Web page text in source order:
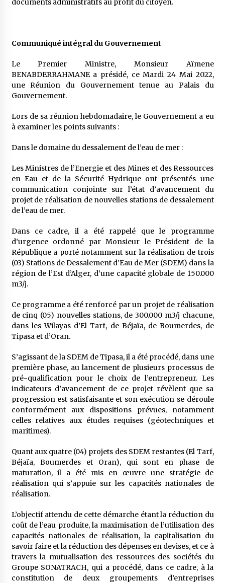
documents administratifs au profit du citoyen.
Communiqué intégral du Gouvernement
Le Premier Ministre, Monsieur Aïmene
BENABDERRAHMANE a présidé, ce Mardi 24 Mai 2022,
une Réunion du Gouvernement tenue au Palais du
Gouvernement.
Lors de sa réunion hebdomadaire, le Gouvernement a eu
à examiner les points suivants :
Dans le domaine du dessalement de l’eau de mer :
Les Ministres de l’Energie et des Mines et des Ressources
en Eau et de la Sécurité Hydrique ont présentés une
communication conjointe sur l’état d’avancement du
projet de réalisation de nouvelles stations de dessalement
de l’eau de mer.
Dans ce cadre, il a été rappelé que le programme
d’urgence ordonné par Monsieur le Président de la
République a porté notamment sur la réalisation de trois
(03) Stations de Dessalement d’Eau de Mer (SDEM) dans la
région de l’Est d’Alger, d’une capacité globale de 150.000
m3/j.
Ce programme a été renforcé par un projet de réalisation
de cinq (05) nouvelles stations, de 300.000 m3/j chacune,
dans les Wilayas d’El Tarf, de Béjaïa, de Boumerdes, de
Tipasa et d’Oran.
S’agissant de la SDEM de Tipasa, il a été procédé, dans une
première phase, au lancement de plusieurs processus de
pré-qualification pour le choix de l’entrepreneur. Les
indicateurs d’avancement de ce projet révèlent que sa
progression est satisfaisante et son exécution se déroule
conformément aux dispositions prévues, notamment
celles relatives aux études requises (géotechniques et
maritimes).
Quant aux quatre (04) projets des SDEM restantes (El Tarf,
Béjaïa, Boumerdes et Oran), qui sont en phase de
maturation, il a été mis en œuvre une stratégie de
réalisation qui s’appuie sur les capacités nationales de
réalisation.
L’objectif attendu de cette démarche étant la réduction du
coût de l’eau produite, la maximisation de l’utilisation des
capacités nationales de réalisation, la capitalisation du
savoir faire et la réduction des dépenses en devises, et ce à
travers la mutualisation des ressources des sociétés du
Groupe SONATRACH, qui a procédé, dans ce cadre, à la
constitution de deux groupements d’entreprises